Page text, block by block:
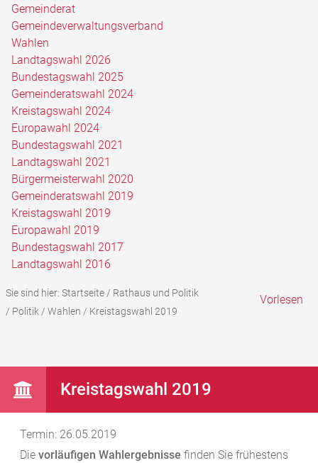
Gemeinderat
Gemeindeverwaltungsverband
Wahlen
Landtagswahl 2026
Bundestagswahl 2025
Gemeinderatswahl 2024
Kreistagswahl 2024
Europawahl 2024
Bundestagswahl 2021
Landtagswahl 2021
Bürgermeisterwahl 2020
Gemeinderatswahl 2019
Kreistagswahl 2019
Europawahl 2019
Bundestagswahl 2017
Landtagswahl 2016
Sie sind hier: Startseite/ Rathaus und Politik
/ Politik/ Wahlen / Kreistagswahl 2019
Vorlesen
Kreistagswahl 2019
Termin: 26.05.2019
Die vorläufigen Wahlergebnisse finden Sie frühestens